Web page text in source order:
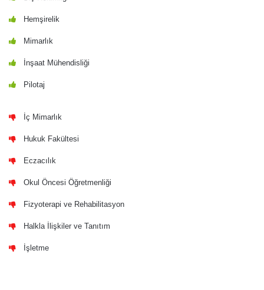
Hemşirelik
Mimarlık
İnşaat Mühendisliği
Pilotaj
İç Mimarlık
Hukuk Fakültesi
Eczacılık
Okul Öncesi Öğretmenliği
Fizyoterapi ve Rehabilitasyon
Halkla İlişkiler ve Tanıtım
İşletme